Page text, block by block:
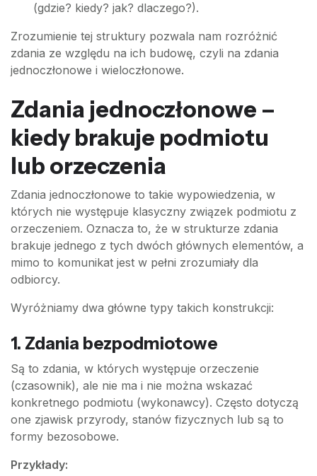
(gdzie? kiedy? jak? dlaczego?).
Zrozumienie tej struktury pozwala nam rozróżnić
zdania ze względu na ich budowę, czyli na zdania
jednoczłonowe i wieloczłonowe.
Zdania jednoczłonowe –
kiedy brakuje podmiotu
lub orzeczenia
Zdania jednoczłonowe to takie wypowiedzenia, w
których nie występuje klasyczny związek podmiotu z
orzeczeniem. Oznacza to, że w strukturze zdania
brakuje jednego z tych dwóch głównych elementów, a
mimo to komunikat jest w pełni zrozumiały dla
odbiorcy.
Wyróżniamy dwa główne typy takich konstrukcji:
1. Zdania bezpodmiotowe
Są to zdania, w których występuje orzeczenie
(czasownik), ale nie ma i nie można wskazać
konkretnego podmiotu (wykonawcy). Często dotyczą
one zjawisk przyrody, stanów fizycznych lub są to
formy bezosobowe.
Przykłady: